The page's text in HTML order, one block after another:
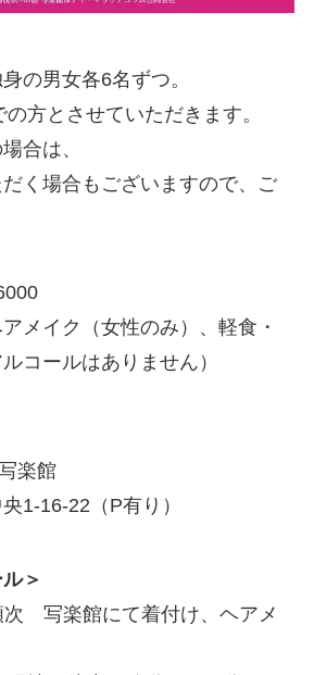
の男女各6名ずつ。
方とさせていただきます。
合は、
く場合もございますので、ご
メイク（女性のみ）、軽食・
コールはありません）
楽館
1-16-22（P有り）
＞
写楽館にて着付け、ヘアメ